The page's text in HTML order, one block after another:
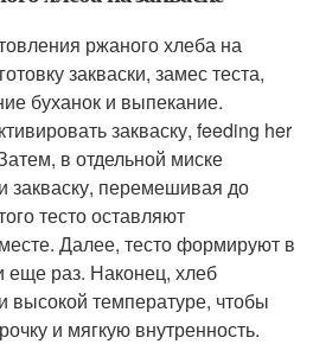
ржаного хлеба на
закваски, замес теста,
буханок и выпекание.
закваску, feeding her
в отдельной миске
закваску, перемешивая до
тесто оставляют
Далее, тесто формируют в
еще раз. Наконец, хлеб
высокой температуре, чтобы
и мягкую внутренность.